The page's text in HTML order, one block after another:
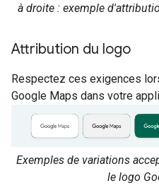
à droite : exemple
Attribution du logo
Respectez ces exigences
Google Maps dans votre
Exemples de variations
le logo